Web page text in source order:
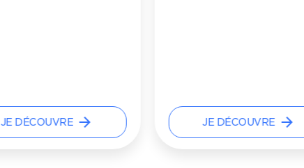
JE DÉCOUVRE arrow_forward JE DÉCOUVRE arrow_forward